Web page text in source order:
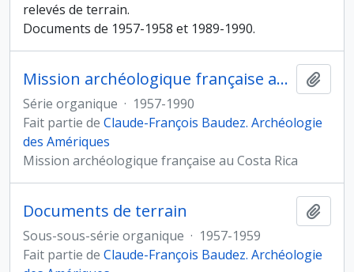
relevés de terrain.
Documents de 1957-1958 et 1989-1990.
Mission archéologique française au Costa Rica
Série organique · 1957-1990
Fait partie de Claude-François Baudez. Archéologie
des Amériques
Mission archéologique française au Costa Rica
Documents de terrain
Sous-sous-série organique · 1957-1959
Fait partie de Claude-François Baudez. Archéologie